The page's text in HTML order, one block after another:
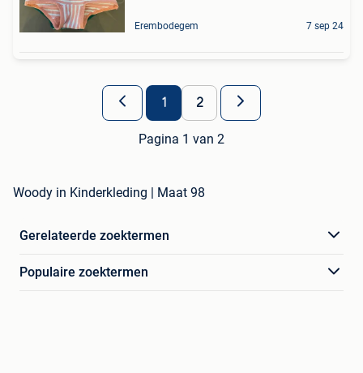
Erembodegem 7 sep 24
1 2
Pagina 1 van 2
Woody in Kinderkleding | Maat 98
Gerelateerde zoektermen
Populaire zoektermen